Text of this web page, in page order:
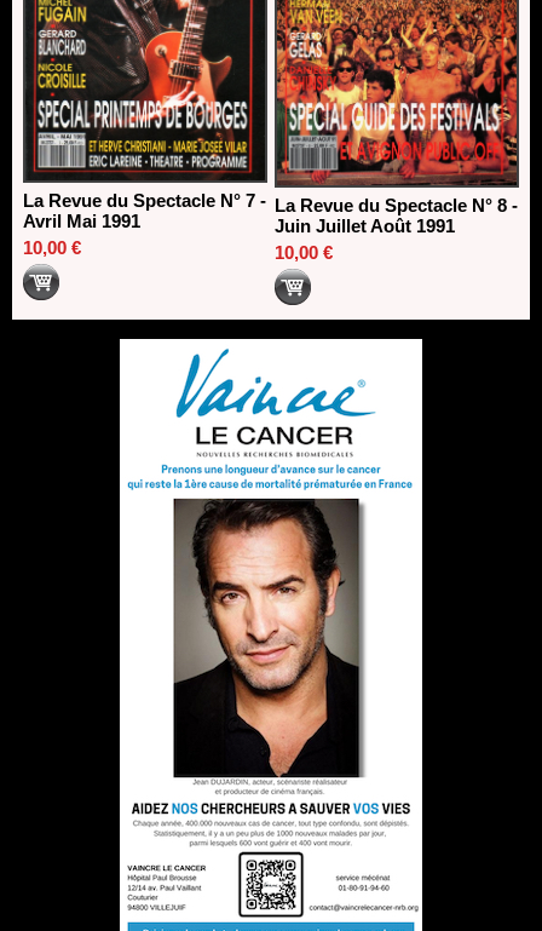
La Revue du Spectacle N° 7 -
Avril Mai 1991
10,00 €
La Revue du Spectacle N° 8 -
Juin Juillet Août 1991
10,00 €